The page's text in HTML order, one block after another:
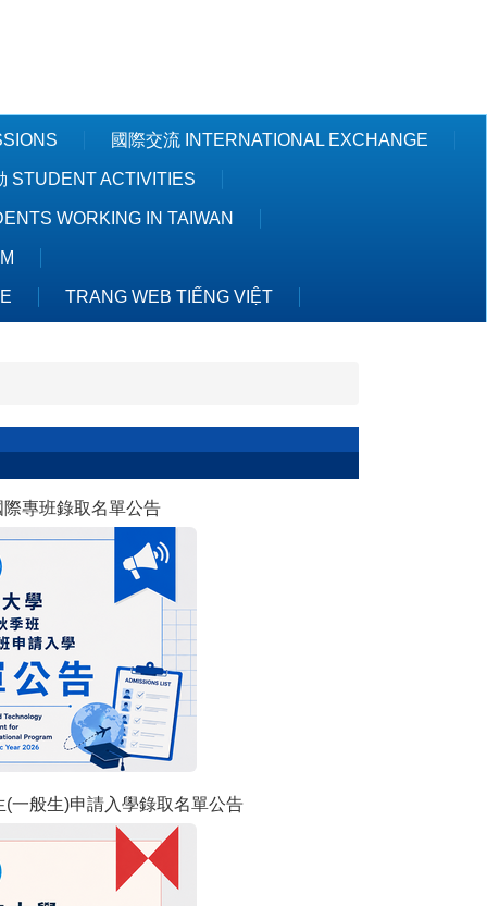
國際交流 INTERNATIONAL EXCHANGE
STUDENT ACTIVITIES
WORKING IN TAIWAN
TRANG WEB TIẾNG VIỆT
專班錄取名單公告
一般生)申請入學錄取名單公告